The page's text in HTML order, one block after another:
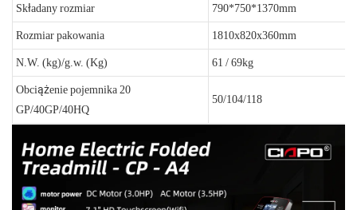
Składany rozmiar 790*750*1370mm
Rozmiar pakowania 1810x820x360mm
N.W. (kg)/g.w. (Kg) 61 / 69kg
Obciążenie pojemnika 20
GP/40GP/40HQ
50/104/118